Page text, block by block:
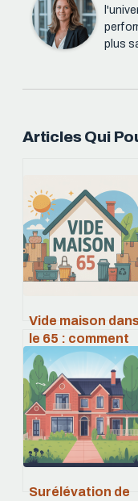
plus
Articles Qui
Vide maison
le 65 : comment
organiser un
débarras
et rentable
Surélévation de